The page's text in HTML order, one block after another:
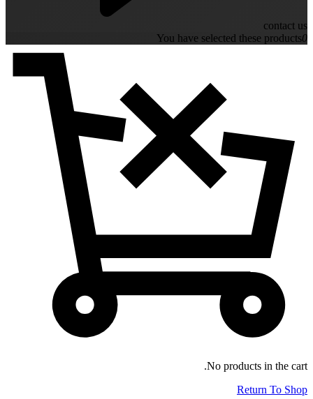
contact us
You have selected these products0
No products in the cart.
Return To Shop